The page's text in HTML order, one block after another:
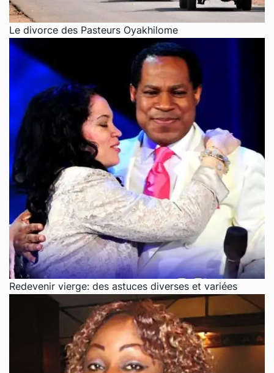
Le divorce des Pasteurs Oyakhilome
Redevenir vierge: des astuces diverses et variées